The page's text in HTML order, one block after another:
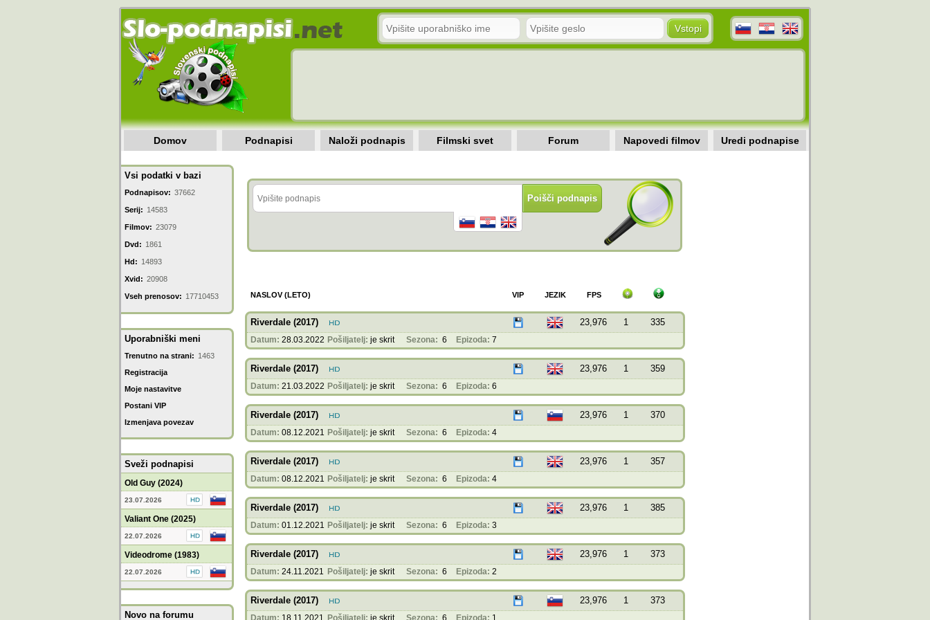
Domov Podnapisi Naloži podnapis Filmski svet Forum Napovedi filmov Uredi podnapise
Vsi podatki v bazi
Podnapisov: 37662
Serij: 14583
Filmov: 23079
Dvd: 1861
Hd: 14893
Xvid: 20908
Vseh prenosov: 17710453
Uporabniški meni
Trenutno na strani: 1463
Registracija
Moje nastavitve
Postani VIP
Izmenjava povezav
Sveži podnapisi
Old Guy (2024)
23.07.2026
Valiant One (2025)
22.07.2026
Videodrome (1983)
22.07.2026
Novo na forumu
NASLOV (LETO) FPS
JEZIK
VIP
Riverdale (2017) 23,976 1 335
Datum: 28.03.2022 Pošiljatelj: je skrit Sezona: 6 Epizoda: 7
Riverdale (2017) 23,976 1 359
Datum: 21.03.2022 Pošiljatelj: je skrit Sezona: 6 Epizoda: 6
Riverdale (2017) 23,976 1 370
Datum: 08.12.2021 Pošiljatelj: je skrit Sezona: 6 Epizoda: 4
Riverdale (2017) 23,976 1 357
Datum: 08.12.2021 Pošiljatelj: je skrit Sezona: 6 Epizoda: 4
Riverdale (2017) 23,976 1 385
Datum: 01.12.2021 Pošiljatelj: je skrit Sezona: 6 Epizoda: 3
Riverdale (2017) 23,976 1 373
Datum: 24.11.2021 Pošiljatelj: je skrit Sezona: 6 Epizoda: 2
Riverdale (2017) 23,976 1 373
Datum: 18.11.2021 Pošiljatelj: je skrit Sezona: 6 Epizoda: 1